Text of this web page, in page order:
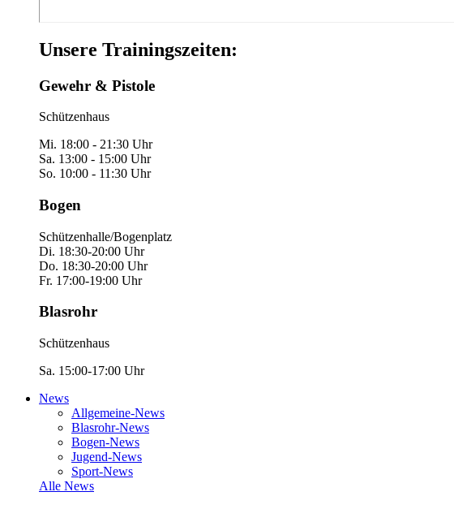
Unsere Trainingszeiten:
Gewehr & Pistole
Schützenhaus
Mi. 18:00 - 21:30 Uhr
Sa. 13:00 - 15:00 Uhr
So. 10:00 - 11:30 Uhr
Bogen
Schützenhalle/Bogenplatz
Di. 18:30-20:00 Uhr
Do. 18:30-20:00 Uhr
Fr. 17:00-19:00 Uhr
Blasrohr
Schützenhaus
Sa. 15:00-17:00 Uhr
News
Allgemeine-News
Blasrohr-News
Bogen-News
Jugend-News
Sport-News
Alle News